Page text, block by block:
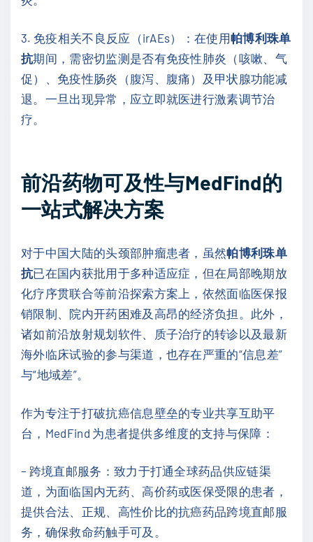
3. 免疫相关不良反应（irAEs）：在使用帕博利珠单
抗期间，需密切监测是否有免疫性肺炎（咳嗽、气
促）、免疫性肠炎（腹泻、腹痛）及甲状腺功能减
退。一旦出现异常，应立即就医进行激素调节治
疗。
前沿药物可及性与MedFind的
一站式解决方案
对于中国大陆的头颈部肿瘤患者，虽然帕博利珠单
抗已在国内获批用于多种适应症，但在局部晚期放
化疗序贯联合等前沿探索方案上，依然面临医保报
销限制、院内开药困难及高昂的经济负担。此外，
诸如前沿放射规划软件、质子治疗的转诊以及最新
海外临床试验的参与渠道，也存在严重的“信息差”
与“地域差”。
作为专注于打破抗癌信息壁垒的专业共享互助平
台，MedFind 为患者提供多维度的支持与保障：
– 跨境直邮服务：致力于打通全球药品供应链渠
道，为面临国内无药、高价药或医保受限的患者，
提供合法、正规、高性价比的抗癌药品跨境直邮服
务，确保救命药触手可及。